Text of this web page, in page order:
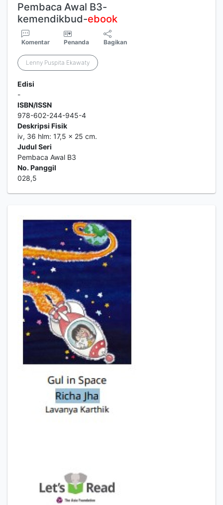
Pembaca Awal B3-
kemendikbud-ebook
Komentar Penanda Bagikan
Lenny Puspita Ekawaty
Edisi
-
ISBN/ISSN
978-602-244-945-4
Deskripsi Fisik
iv, 36 hlm: 17,5 x 25 cm.
Judul Seri
Pembaca Awal B3
No. Panggil
028,5